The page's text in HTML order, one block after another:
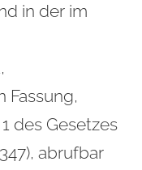
in der im
Fassung,
des Gesetzes
abrufbar